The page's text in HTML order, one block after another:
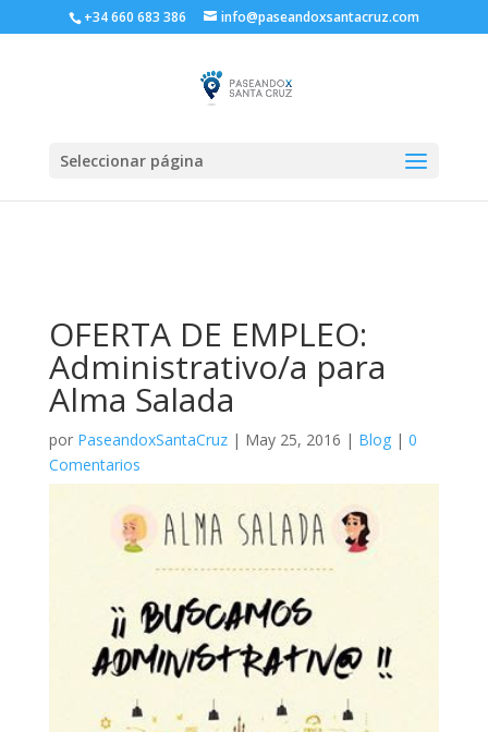
+34 660 683 386 info@paseandoxsantacruz.com
Seleccionar página
OFERTA DE EMPLEO:
Administrativo/a para
Alma Salada
por PaseandoxSantaCruz| May 25, 2016 | Blog| 0
Comentarios